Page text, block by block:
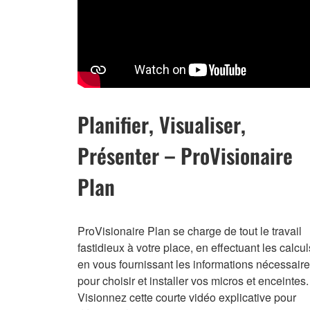
Planifier, Visualiser,
Présenter – ProVisionaire
Plan
ProVisionaire Plan se charge de tout le travail
fastidieux à votre place, en effectuant les
en vous fournissant les informations
pour choisir et installer vos micros et enceintes.
Visionnez cette courte vidéo explicative pour